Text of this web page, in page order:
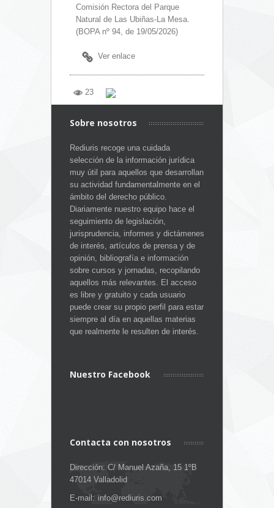
Comisión Rectora del Parque
Natural de Las Ubiñas-La Mesa.
(BOPA nº 94, de 19/05/2026)
Ver enlace
23
Sobre nosotros
Rediuris recoge una cuidada
selección de la información jurídica
muy útil para aquellos que desarrollan
su actividad fundamentalmente en el
ámbito del derecho público.
Diariamente nuestro equipo hace el
seguimiento de legislación,
jurisprudencia, informes y dictámenes
de interés, artículos de prensa y de
opinión, bibliografía e información
sobre cursos y jornadas, recopilando
aquellos más relevantes. El acceso
es libre y gratuito y cada usuario
puede crear su propio perfil para estar
siempre al día en aquellas materias
que realmente le resulten de interés.
Nuestro Facebook
Contacta con nosotros
Dirección: C/ Manuel Azaña, 15 1ºB
47014 Valladolid
E-mail: info@rediuris.com